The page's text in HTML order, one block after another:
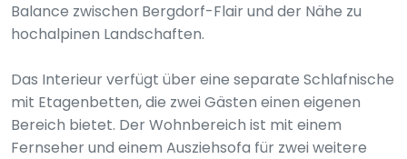
Balance zwischen Bergdorf-Flair und der Nähe zu
hochalpinen Landschaften.
Das Interieur verfügt über eine separate Schlafnische
mit Etagenbetten, die zwei Gästen einen eigenen
Bereich bietet. Der Wohnbereich ist mit einem
Fernseher und einem Ausziehsofa für zwei weitere